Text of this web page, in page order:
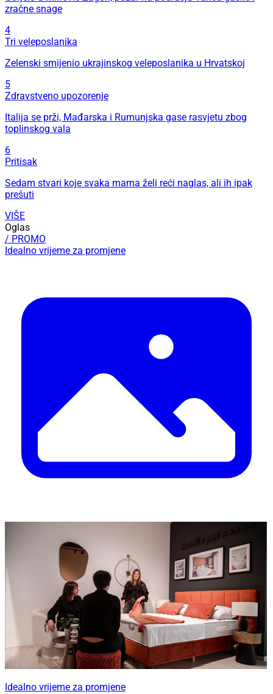
zračne snage
4
Tri veleposlanika
Zelenski smijenio ukrajinskog veleposlanika u Hrvatskoj
5
Zdravstveno upozorenje
Italija se prži, Mađarska i Rumunjska gase rasvjetu zbog
toplinskog vala
6
Pritisak
Sedam stvari koje svaka mama želi reći naglas, ali ih ipak
prešuti
VIŠE
Oglas
/ PROMO
Idealno vrijeme za promjene
Idealno vrijeme za promjene